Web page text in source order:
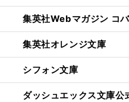
集英社Webマガジン コ
集英社オレンジ文庫
シフォン文庫
ダッシュエックス文庫公